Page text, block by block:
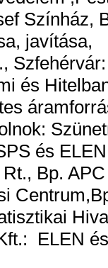
Színház,
javítása,
és
és
Bp.
ELEN